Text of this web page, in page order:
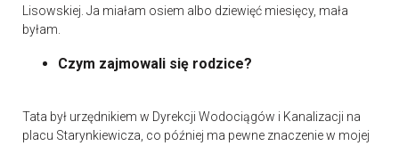
Lisowskiej. Ja miałam osiem albo dziewięć miesięcy, mała
byłam.
Czym zajmowali się rodzice?
Tata był urzędnikiem w Dyrekcji Wodociągów i Kanalizacji na
placu Starynkiewicza, co później ma pewne znaczenie w mojej